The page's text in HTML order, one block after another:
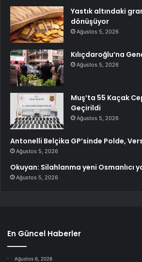
Yastık altındaki
dönüşüyor
Ağustos 5, 2026
Kılıçdaroğlu’na
Ağustos 5, 2026
Muş’ta 55 Kaçak
Geçirildi
Ağustos 5, 2026
Antonelli Belçika GP’sinde Polde,
Ağustos 5, 2026
Okuyan: Silahlanma yeni Osmanlıcı
Ağustos 5, 2026
En Güncel Haberler
Ağustos 6, 2026